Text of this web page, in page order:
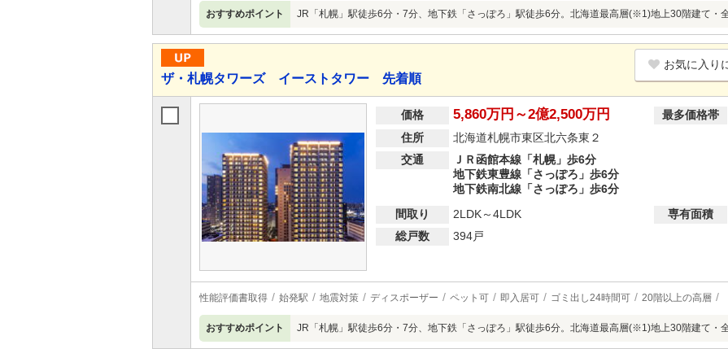
おすすめポイント JR「札幌」駅徒歩6分・7分、地下鉄「さっぽろ」駅徒歩6分。北海道最高層(※1)地上30階建て・
ザ・札幌タワーズ イーストタワー 先着順
お気に入り
価格 5,860万円～2億2,500万円 最多価格帯
住所
北海道札幌市東区北六条東２
交通
ＪＲ函館本線「札幌」歩6分
地下鉄東豊線「さっぽろ」歩6分
地下鉄南北線「さっぽろ」歩6分
間取り
2LDK～4LDK 専有面積
総戸数 394戸
性能評価書取得 始発駅 地震対策 ディスポーザー ペット可 即入居可 ゴミ出し24時間可 20階以上の高層
おすすめポイント JR「札幌」駅徒歩6分・7分、地下鉄「さっぽろ」駅徒歩6分。北海道最高層(※1)地上30階建て・